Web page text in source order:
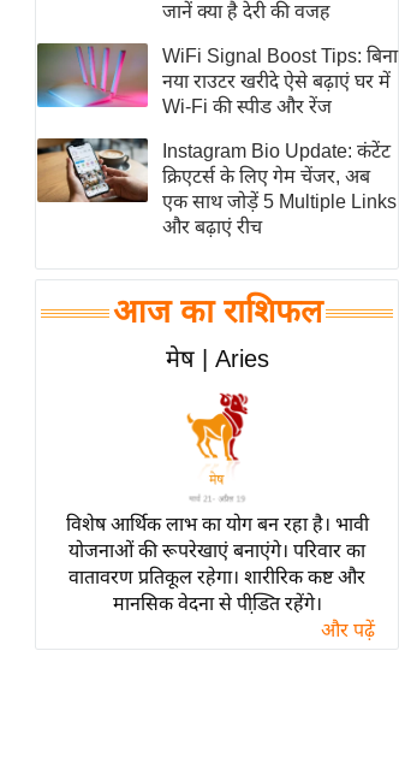
विश्लेषण
समसामयिक
मातृभूमि
स्तंभ
एम.
आर.
चाय पर
समीक्षा
व्रत
त्योहार
राशिफल
विश्लेषण
जानें क्या है देरी की वजह
WiFi Signal Boost Tips: बिना
नया राउटर खरीदे ऐसे बढ़ाएं घर में
Wi-Fi की स्पीड और रेंज
Instagram Bio Update: कंटेंट
क्रिएटर्स के लिए गेम चेंजर, अब
एक साथ जोड़ें 5 Multiple Links
और बढ़ाएं रीच
आज का राशिफल
मेष | Aries
विशेष आर्थिक लाभ का योग बन रहा है। भावी
योजनाओं की रूपरेखाएं बनाएंगे। परिवार का
वातावरण प्रतिकूल रहेगा। शारीरिक कष्ट और
मानसिक वेदना से पीडि़त रहेंगे।
और पढ़ें